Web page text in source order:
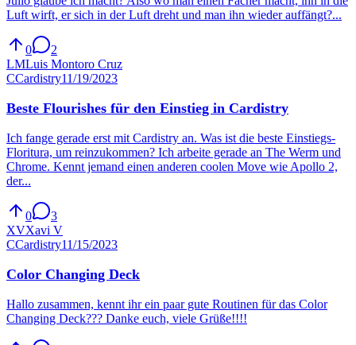
Luft wirft, er sich in der Luft dreht und man ihn wieder auffängt?...
0
2
LMLuis Montoro Cruz
CCardistry11/19/2023
Beste Flourishes für den Einstieg in Cardistry
Ich fange gerade erst mit Cardistry an. Was ist die beste Einstiegs-
Floritura, um reinzukommen? Ich arbeite gerade an The Werm und
Chrome. Kennt jemand einen anderen coolen Move wie Apollo 2,
der...
0
3
XVXavi V
CCardistry11/15/2023
Color Changing Deck
Hallo zusammen, kennt ihr ein paar gute Routinen für das Color
Changing Deck??? Danke euch, viele Grüße!!!!